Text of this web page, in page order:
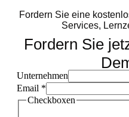
Fordern Sie eine
Services,
Fordern Sie
Unternehmen
Email *
Checkboxen